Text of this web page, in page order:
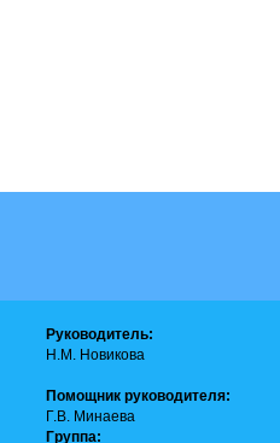
Руководитель:
Н.М. Новикова
Помощник руководителя:
Г.В. Минаева
Группа: